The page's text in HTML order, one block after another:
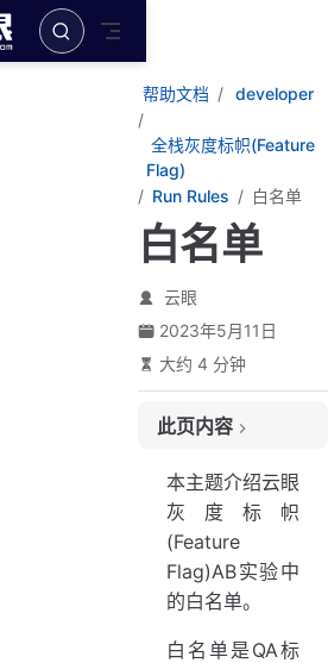
帮助文档 developer
全栈灰度标帜(Feature
Flag)
Run Rules
白名单
白名单
云眼
2023年5月11日
大约 4 分钟
此页内容
何时不使用白名单
创建白名单
本主题介绍云眼
灰度标帜
(Feature
Flag)AB实验中
的白名单。
白名单是QA标